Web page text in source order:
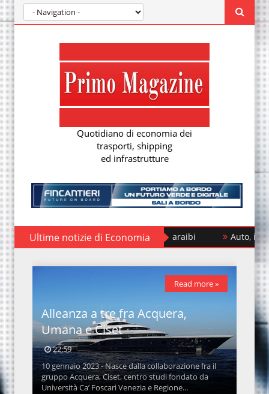
Quotidiano di economia dei
trasporti, shipping
ed infrastrutture
Ultime notizie di EconomiaAuto, il mercato cresce e la
Alleanza a tre fra Acquera,
Umana e Ciset
22:59
10 gennaio 2023 - Nasce dalla collaborazione fra il
gruppo Acquera, Ciset, centro studi fondato da
Università Ca’ Foscari Venezia e Regione...
Read more »